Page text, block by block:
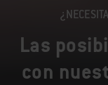
Las
con